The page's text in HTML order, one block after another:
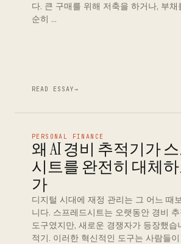
다. 큰 구매를 위해 저축을 하거나, 부
순히 …
READ ESSAY→
PERSONAL FINANCE
왜 AI 경비 추적기가
시트를 완전히 대체
가
디지털 시대에 재정 관리는 그 어느 때
니다. 스프레드시트는 오랫동안 경비
도구였지만, 새로운 경쟁자가 등장했습
적기. 이러한 혁신적인 도구는 사람들